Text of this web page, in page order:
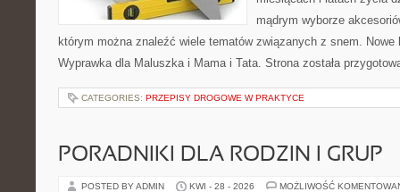
mądrym wyborze
którym można znaleźć wiele tematów związanych z snem. Nowe
Wyprawka dla Maluszka i Mama i Tata. Strona została
CATEGORIES: PRZEPISY DROGOWE W PRAKTYCE
PORADNIKI DLA RODZIN I GRUP
POSTED BY ADMIN KWI - 28 - 2026 MOŻLIWOŚĆ